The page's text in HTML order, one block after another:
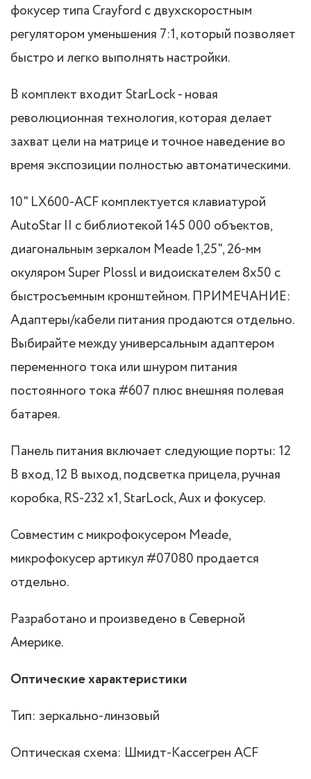
фокусер типа Crayford с двухскоростным
регулятором уменьшения 7:1, который позволяет
быстро и легко выполнять настройки.
В комплект входит StarLock - новая
революционная технология, которая делает
захват цели на матрице и точное наведение во
время экспозиции полностью автоматическими.
10" LX600-ACF комплектуется клавиатурой
AutoStar II с библиотекой 145 000 объектов,
диагональным зеркалом Meade 1,25", 26-мм
окуляром Super Plossl и видоискателем 8x50 с
быстросъемным кронштейном. ПРИМЕЧАНИЕ:
Адаптеры/кабели питания продаются отдельно.
Выбирайте между универсальным адаптером
переменного тока или шнуром питания
постоянного тока #607 плюс внешняя полевая
батарея.
Панель питания включает следующие порты: 12
В вход, 12 В выход, подсветка прицела, ручная
коробка, RS-232 x1, StarLock, Aux и фокусер.
Совместим с микрофокусером Meade,
микрофокусер артикул #07080 продается
отдельно.
Разработано и произведено в Северной
Америке.
Оптические характеристики
Тип: зеркально-линзовый
Оптическая схема: Шмидт-Кассегрен ACF